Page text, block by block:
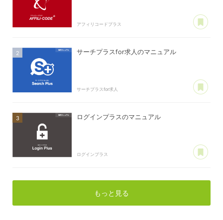
アフィリコードプラス
サーチプラスfor求人のマニュアル
サーチプラスfor求人
ログインプラスのマニュアル
ログインプラス
もっと見る